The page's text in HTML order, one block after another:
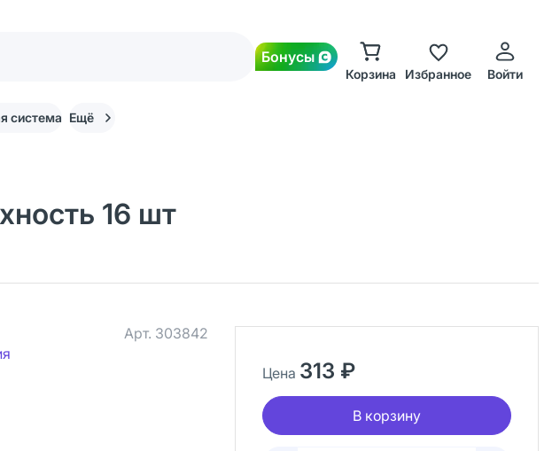
Бонусы
Корзина Избранное Войти
система Ещё
16 шт
Арт. 303842
Цена 313 ₽
В корзину